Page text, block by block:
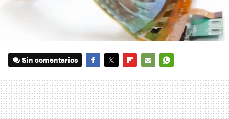
Sin comentarios
MAIL